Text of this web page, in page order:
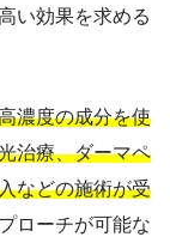
い効果を求める
濃度の成分を使
治療、ダーマペ
などの施術が受
ローチが可能な